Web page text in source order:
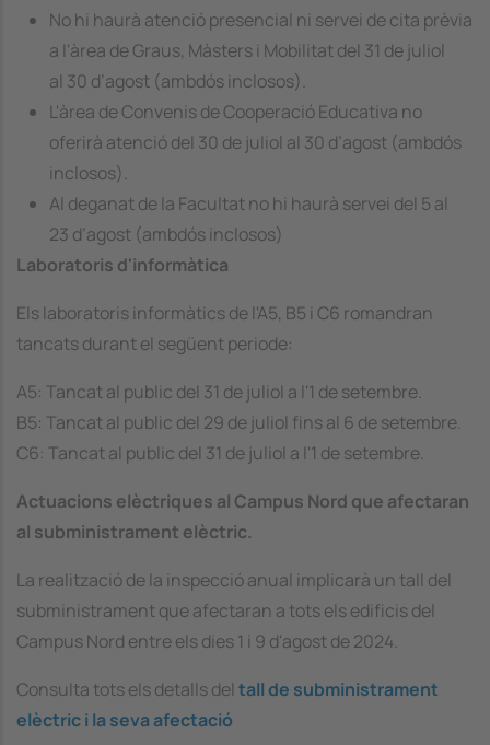
No hi haurà atenció presencial ni servei de cita prèvia
a l'àrea de Graus, Màsters i Mobilitat del 31 de juliol
al 30 d’agost (ambdós inclosos).
L'àrea de Convenis de Cooperació Educativa no
oferirà atenció del 30 de juliol al 30 d’agost (ambdós
inclosos).
Al deganat de la Facultat no hi haurà servei del 5 al
23 d’agost (ambdós inclosos)
Laboratoris d'informàtica
Els laboratoris informàtics de l'A5, B5 i C6 romandran
tancats durant el següent periode:
A5: Tancat al public del 31 de juliol a l'1 de setembre.
B5: Tancat al public del 29 de juliol fins al 6 de setembre.
C6: Tancat al public del 31 de juliol a l'1 de setembre.
Actuacions elèctriques al Campus Nord que afectaran
al subministrament elèctric.
La realització de la inspecció anual implicarà un tall del
subministrament que afectaran a tots els edificis del
Campus Nord entre els dies 1 i 9 d'agost de 2024.
Consulta tots els detalls del tall de subministrament
elèctric i la seva afectació